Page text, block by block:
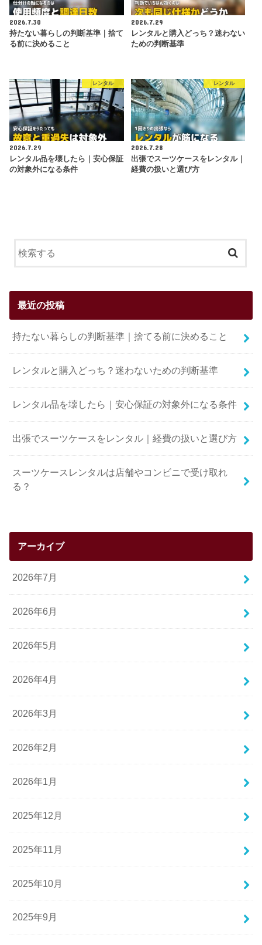
2026.7.30
持たない暮らしの判断基準｜捨て
る前に決めること
2026.7.29
レンタルと購入どっち？迷わない
ための判断基準
レンタル
2026.7.29
レンタル品を壊したら｜安心保証
の対象外になる条件
レンタル
2026.7.28
出張でスーツケースをレンタル｜
経費の扱いと選び方
最近の投稿
持たない暮らしの判断基準｜捨てる前に決めること
レンタルと購入どっち？迷わないための判断基準
レンタル品を壊したら｜安心保証の対象外になる条件
出張でスーツケースをレンタル｜経費の扱いと選び方
スーツケースレンタルは店舗やコンビニで受け取れ
る？
アーカイブ
2026年7月
2026年6月
2026年5月
2026年4月
2026年3月
2026年2月
2026年1月
2025年12月
2025年11月
2025年10月
2025年9月